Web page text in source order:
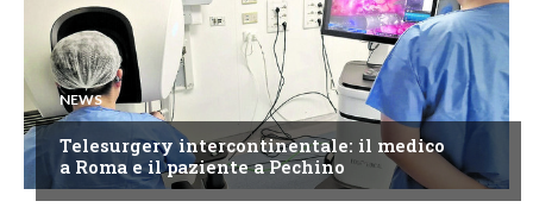
NEWS
Telesurgery intercontinentale: il medico
a Roma e il paziente a Pechino